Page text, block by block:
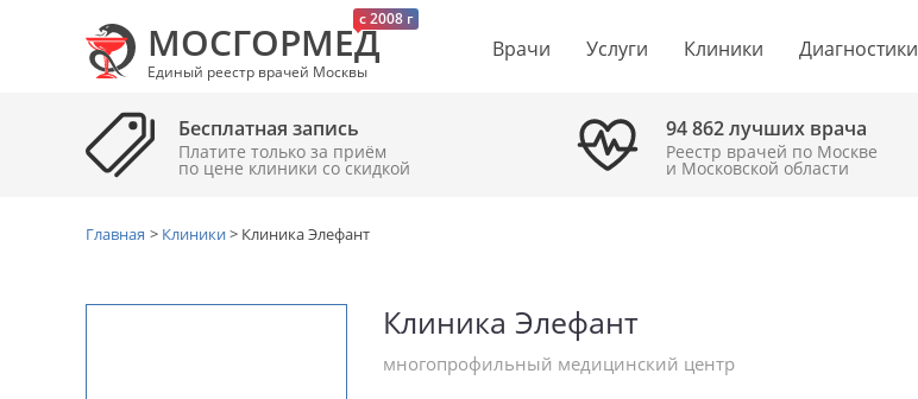
c 2008 г
МОСГОРМЕД
Единый реестр врачей Москвы
Врачи Услуги Клиники Диагностики
Бесплатная запись
Платите только за приём
по цене клиники cо скидкой
94 862 лучших врача
Реестр врачей по Москве
и Московской области
Главная > Клиники> Клиника Элефант
Клиника Элефант
многопрофильный медицинский центр